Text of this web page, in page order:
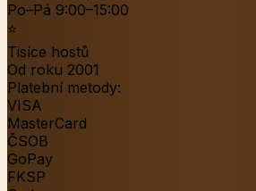
Po–Pá 9:00–15:00
⭐
Tisíce hostů
Od roku 2001
Platební metody:
VISA
MasterCard
ČSOB
GoPay
FKSP